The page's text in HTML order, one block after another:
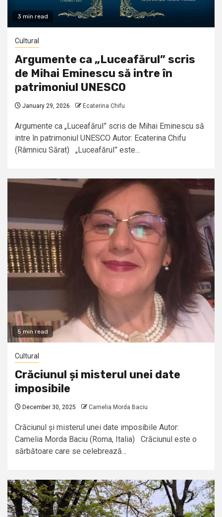
3 min read
Cultural
Argumente ca „Luceafărul” scris
de Mihai Eminescu să intre în
patrimoniul UNESCO
January 29, 2026 Ecaterina Chifu
Argumente ca „Luceafărul” scris de Mihai Eminescu să
intre în patrimoniul UNESCO Autor: Ecaterina Chifu
(Râmnicu Sărat) „Luceafărul” este...
5 min read
Cultural
Crăciunul și misterul unei date
imposibile
December 30, 2025 Camelia Morda Baciu
Crăciunul și misterul unei date imposibile Autor:
Camelia Morda Baciu (Roma, Italia) Crăciunul este o
sărbătoare care se celebrează...